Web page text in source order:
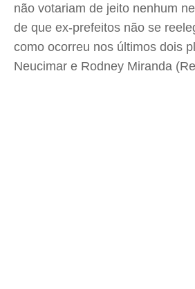
não votariam de jeito nenhum
de que ex-prefeitos não se
como ocorreu nos últimos dois
Neucimar e Rodney Miranda